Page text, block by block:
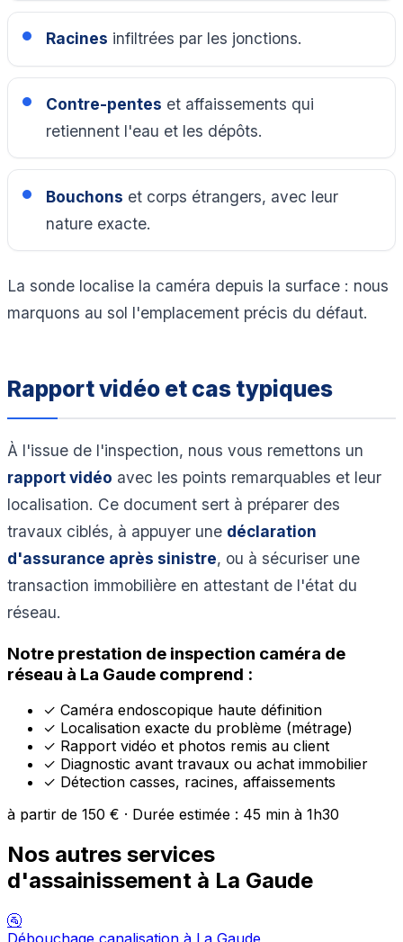
Racines infiltrées par les jonctions.
Contre-pentes et affaissements qui
retiennent l'eau et les dépôts.
Bouchons et corps étrangers, avec leur
nature exacte.
La sonde localise la caméra depuis la surface : nous
marquons au sol l'emplacement précis du défaut.
Rapport vidéo et cas typiques
À l'issue de l'inspection, nous vous remettons un
rapport vidéo avec les points remarquables et leur
localisation. Ce document sert à préparer des
travaux ciblés, à appuyer une déclaration
d'assurance après sinistre, ou à sécuriser une
transaction immobilière en attestant de l'état du
réseau.
Notre prestation de inspection caméra de
réseau à La Gaude comprend :
✓ Caméra endoscopique haute définition
✓ Localisation exacte du problème (métrage)
✓ Rapport vidéo et photos remis au client
✓ Diagnostic avant travaux ou achat immobilier
✓ Détection casses, racines, affaissements
à partir de 150 € · Durée estimée : 45 min à 1h30
Nos autres services
d'assainissement à La Gaude
🚰